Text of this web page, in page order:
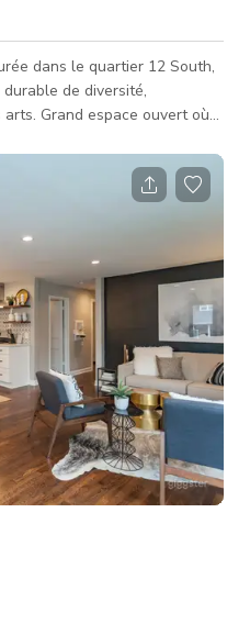
dans le quartier 12 South,
de diversité,
Grand espace ouvert où
membres.